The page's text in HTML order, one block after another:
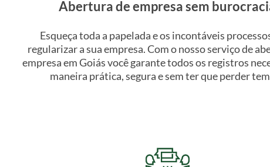
Abertura de empresa sem
Esqueça toda a papelada e os incontáveis
regularizar a sua empresa. Com o nosso serviço de
empresa em Goiás você garante todos os registros
maneira prática, segura e sem ter que perder